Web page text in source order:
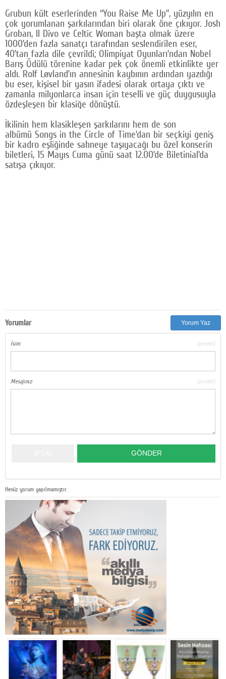
Grubun kült eserlerinden “You Raise Me Up”, yüzyılın en
çok yorumlanan şarkılarından biri olarak öne çıkıyor. Josh
Groban, Il Divo ve Celtic Woman başta olmak üzere
1000’den fazla sanatçı tarafından seslendirilen eser,
40’tan fazla dile çevrildi; Olimpiyat Oyunları’ndan Nobel
Barış Ödülü törenine kadar pek çok önemli etkinlikte yer
aldı. Rolf Løvland’ın annesinin kaybının ardından yazdığı
bu eser, kişisel bir yasın ifadesi olarak ortaya çıktı ve
zamanla milyonlarca insan için teselli ve güç duygusuyla
özdeşleşen bir klasiğe dönüştü.
İkilinin hem klasikleşen şarkılarını hem de son
albümü Songs in the Circle of Time’dan bir seçkiyi geniş
bir kadro eşliğinde sahneye taşıyacağı bu özel konserin
biletleri, 15 Mayıs Cuma günü saat 12.00’de Biletinial’da
satışa çıkıyor.
Yorumlar Yorum Yaz
İsim: (gerekli)
Mesajınız: (gerekli)
Henüz yorum yapılmamıştır.